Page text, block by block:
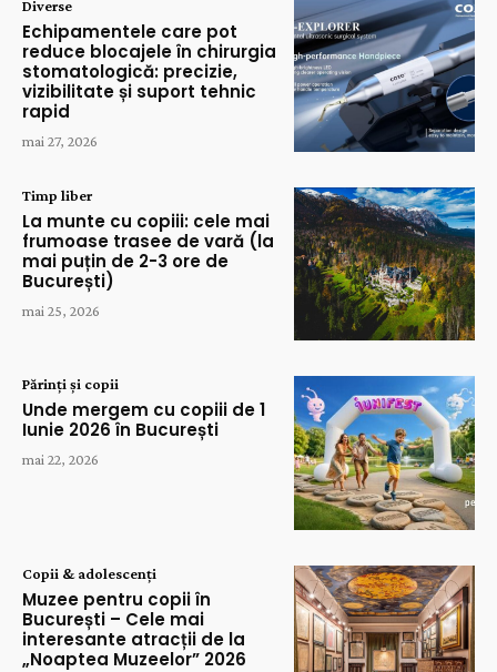
Diverse
Echipamentele care pot
reduce blocajele în chirurgia
stomatologică: precizie,
vizibilitate și suport tehnic
rapid
mai 27, 2026
Timp liber
La munte cu copiii: cele mai
frumoase trasee de vară (la
mai puțin de 2-3 ore de
București)
mai 25, 2026
Părinți și copii
Unde mergem cu copiii de 1
Iunie 2026 în București
mai 22, 2026
Copii & adolescenți
Muzee pentru copii în
București – Cele mai
interesante atracții de la
„Noaptea Muzeelor” 2026